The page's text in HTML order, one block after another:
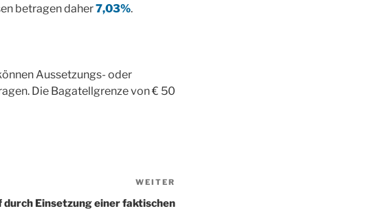
betragen daher7,03%.
Aussetzungs- oder
Die Bagatellgrenze von € 50
Beitrag
WEITER
durch Einsetzung einer faktischen